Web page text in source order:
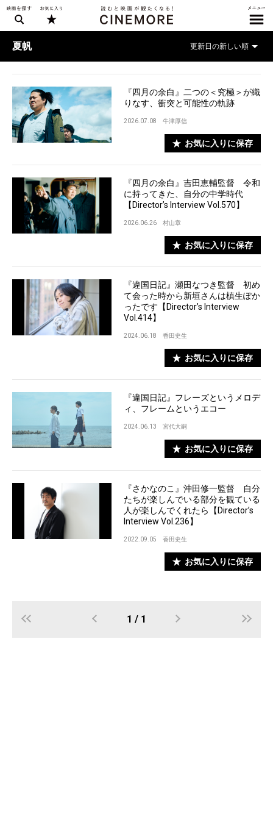
夏帆
『四月の余白』二つの＜究極＞が織
りなす、衝突と可能性の軌跡
2026.07.08 牛津厚信
お気に入りに保存
『四月の余白』吉田恵輔監督 令和
に持ってきた、自分の中学時代
【Director’s Interview Vol.570】
2026.06.26 村山章
お気に入りに保存
『違国日記』瀬田なつき監督 初め
て会った時から新垣さんは槙生ぽか
ったです【Director’s Interview
Vol.414】
2024.06.18 香田史生
お気に入りに保存
『違国日記』フレーズというメロデ
ィ、フレームというエコー
2024.06.13 宮代大嗣
お気に入りに保存
『さかなのこ』沖田修一監督 自分
たちが楽しんでいる部分を観ている
人が楽しんでくれたら【Director’s
Interview Vol.236】
2022.09.05 香田史生
お気に入りに保存
1 / 1